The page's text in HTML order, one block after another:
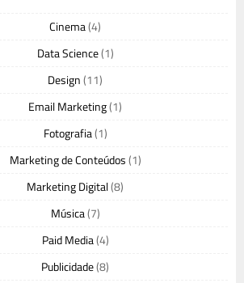
Cinema(4)
Data Science(1)
Design(11)
Email Marketing(1)
Fotografia(1)
Marketing de Conteúdos(1)
Marketing Digital(8)
Música(7)
Paid Media(4)
Publicidade(8)